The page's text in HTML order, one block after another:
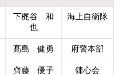
下梶谷 和
也
海上自衛隊
髙島 健勇 府警本部
齊藤 優子 錬心会